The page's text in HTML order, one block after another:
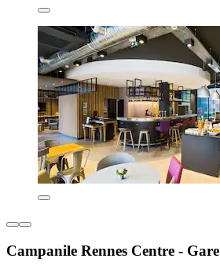
Campanile Rennes Centre - Gare